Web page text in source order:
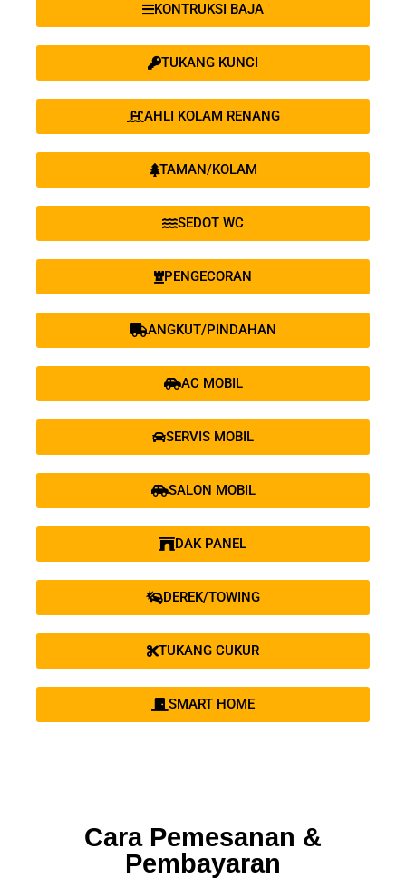
KONTRUKSI BAJA
TUKANG KUNCI
AHLI KOLAM RENANG
TAMAN/KOLAM
SEDOT WC
PENGECORAN
ANGKUT/PINDAHAN
AC MOBIL
SERVIS MOBIL
SALON MOBIL
DAK PANEL
DEREK/TOWING
TUKANG CUKUR
SMART HOME
Cara Pemesanan &
Pembayaran